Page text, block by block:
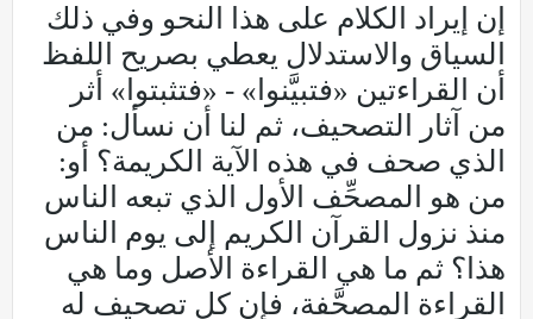
إن إيراد الكلام على هذا النحو وفي ذلك
السياق والاستدلال يعطي بصريح اللفظ
أن القراءتين «فتبيَّنوا» - «فتثبتوا» أثر
من آثار التصحيف، ثم لنا أن نسأل: من
الذي صحف في هذه الآية الكريمة؟ أو:
من هو المصحِّف الأول الذي تبعه الناس
منذ نزول القرآن الكريم إلى يوم الناس
هذا؟ ثم ما هي القراءة الأصل وما هي
القراءة المصحَّفة، فإن كل تصحيف له